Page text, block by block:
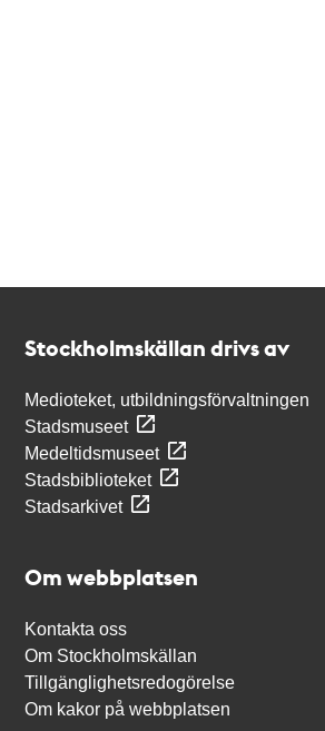
Stockholmskällan drivs av
Medioteket, utbildningsförvaltningen
Stadsmuseet
Medeltidsmuseet
Stadsbiblioteket
Stadsarkivet
Om webbplatsen
Kontakta oss
Om Stockholmskällan
Tillgänglighetsredogörelse
Om kakor på webbplatsen